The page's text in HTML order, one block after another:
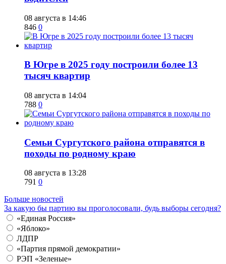
08 августа в 14:46
846 0
​В Югре в 2025 году построили более 13
тысяч квартир
08 августа в 14:04
788 0
​Семьи Сургутского района отправятся в
походы по родному краю
08 августа в 13:28
791 0
Больше новостей
За какую бы партию вы проголосовали, будь выборы сегодня?
«Единая Россия»
«Яблоко»
ЛДПР
«Партия прямой демократии»
РЭП «Зеленые»